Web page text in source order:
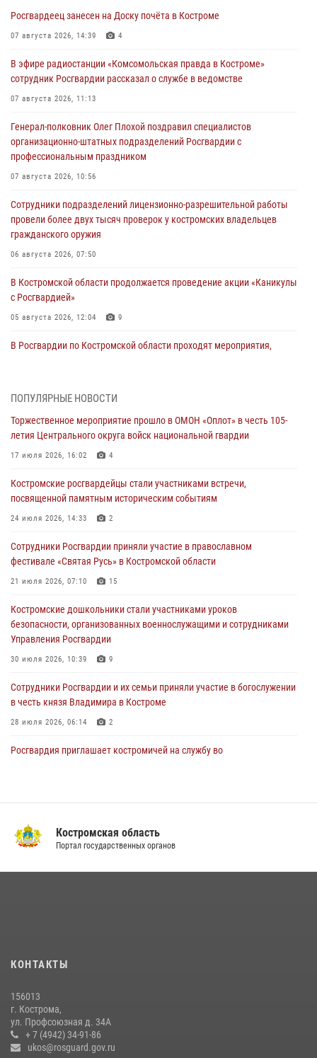
Росгвардеец занесен на Доску почёта в Костроме
07 августа 2026, 14:39 4
В эфире радиостанции «Комсомольская правда в Костроме»
сотрудник Росгвардии рассказал о службе в ведомстве
07 августа 2026, 11:13
Генерал-полковник Олег Плохой поздравил специалистов
организационно-штатных подразделений Росгвардии с
профессиональным праздником
07 августа 2026, 10:56
Сотрудники подразделений лицензионно-разрешительной работы
провели более двух тысяч проверок у костромских владельцев
гражданского оружия
06 августа 2026, 07:50
В Костромской области продолжается проведение акции «Каникулы
с Росгвардией»
05 августа 2026, 12:04 9
В Росгвардии по Костромской области проходят мероприятия,
04 августа 2026, 11:35
Состоялась рабочая встреча директора Росгвардии Героя России
генерала армии Виктора Золотова с заместителем полномочного
представителя Президента Российской Федерации в Северо-
31 июля 2026, 07:08 4
Росгвардейцы знакомят костромичей со службой в ведомстве
Костромские дошкольники стали участниками уроков
безопасности, организованных военнослужащими и сотрудниками
30 июля 2026, 10:39 9
Костромичи активно используют портал «Единых государственных
услуг» для получения услуг по линии Росгвардии
ПОПУЛЯРНЫЕ НОВОСТИ
Торжественное мероприятие прошло в ОМОН «Оплот» в честь 105-
летия Центрального округа войск национальной гвардии
17 июля 2026, 16:02 4
Костромские росгвардейцы стали участниками встречи,
посвященной памятным историческим событиям
24 июля 2026, 14:33 2
Сотрудники Росгвардии приняли участие в православном
фестивале «Святая Русь» в Костромской области
21 июля 2026, 07:10 15
Костромские дошкольники стали участниками уроков
безопасности, организованных военнослужащими и сотрудниками
Управления Росгвардии
30 июля 2026, 10:39 9
Cотрудники Росгвардии и их семьи приняли участие в богослужении
в честь князя Владимира в Костроме
28 июля 2026, 06:14 2
Росгвардия приглашает костромичей на службу во
области
08 июля 2026, 07:12 15
В Росгвардии по Костромской области проходят мероприятия,
посвященные 108-й годовщине со дня рождения генерала армии
Ивана Кирилловича Яковлева
04 августа 2026, 11:35
Костромская область
Портал государственных органов
КОНТАКТЫ
156013
г. Кострома,
ул. Профсоюзная д. 34А
+ 7 (4942) 34-91-86
ukos@rosguard.gov.ru